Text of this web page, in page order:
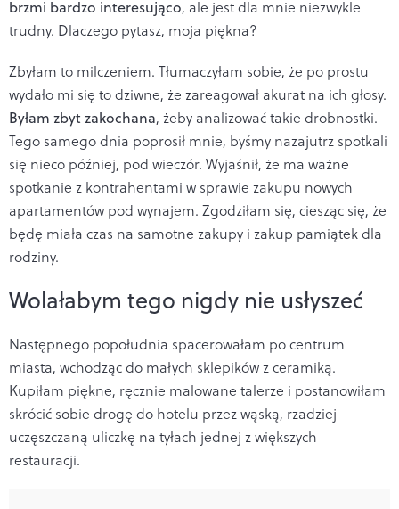
brzmi bardzo interesująco, ale jest dla mnie niezwykle
trudny. Dlaczego pytasz, moja piękna?
Zbyłam to milczeniem. Tłumaczyłam sobie, że po prostu
wydało mi się to dziwne, że zareagował akurat na ich głosy.
Byłam zbyt zakochana, żeby analizować takie drobnostki.
Tego samego dnia poprosił mnie, byśmy nazajutrz spotkali
się nieco później, pod wieczór. Wyjaśnił, że ma ważne
spotkanie z kontrahentami w sprawie zakupu nowych
apartamentów pod wynajem. Zgodziłam się, ciesząc się, że
będę miała czas na samotne zakupy i zakup pamiątek dla
rodziny.
Wolałabym tego nigdy nie usłyszeć
Następnego popołudnia spacerowałam po centrum
miasta, wchodząc do małych sklepików z ceramiką.
Kupiłam piękne, ręcznie malowane talerze i postanowiłam
skrócić sobie drogę do hotelu przez wąską, rzadziej
uczęszczaną uliczkę na tyłach jednej z większych
restauracji.